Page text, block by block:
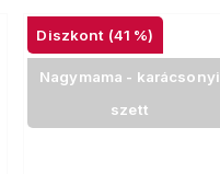
(41 %)
Nagymama - karácsonyi
szett